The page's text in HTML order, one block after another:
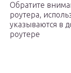
Обратите
роутера,
указываются в
роутере